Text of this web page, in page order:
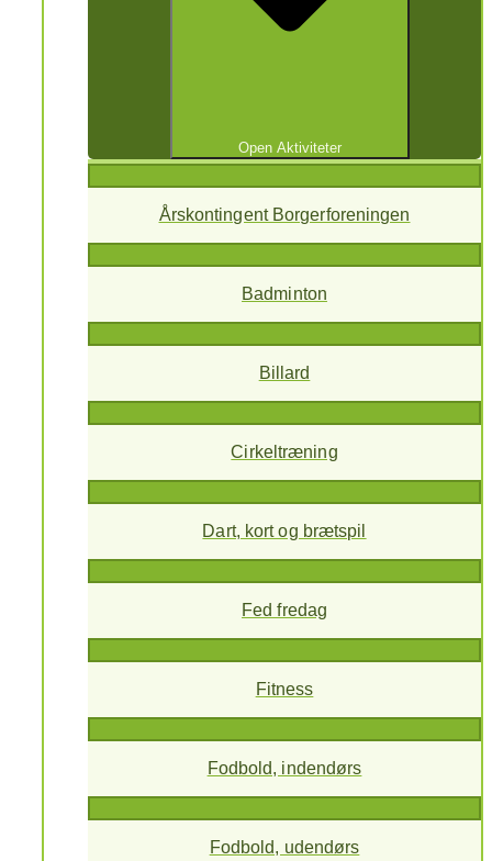
Open Aktiviteter
Årskontingent Borgerforeningen
Badminton
Billard
Cirkeltræning
Dart, kort og brætspil
Fed fredag
Fitness
Fodbold, indendørs
Fodbold, udendørs